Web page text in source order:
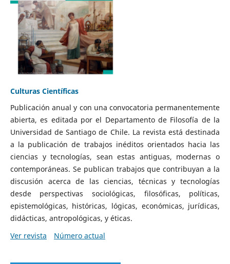
Culturas Científicas
Publicación anual y con una convocatoria permanentemente
abierta, es editada por el Departamento de Filosofía de la
Universidad de Santiago de Chile. La revista está destinada
a la publicación de trabajos inéditos orientados hacia las
ciencias y tecnologías, sean estas antiguas, modernas o
contemporáneas. Se publican trabajos que contribuyan a la
discusión acerca de las ciencias, técnicas y tecnologías
desde perspectivas sociológicas, filosóficas, políticas,
epistemológicas, históricas, lógicas, económicas, jurídicas,
didácticas, antropológicas, y éticas.
Ver revista
Número actual